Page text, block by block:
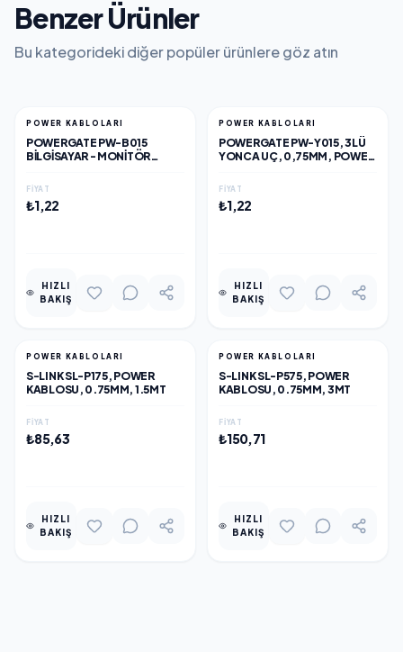
Benzer Ürünler
Bu kategorideki diğer popüler ürünlere göz atın
POWER KABLOLARI
POWERGATE PW-B015
BILGISAYAR - MONITÖR
METRE
FIYAT
₺1,22
HIZLI
BAKIŞ
POWER KABLOLARI
POWERGATE PW-Y015, 3LÜ
YONCA UÇ, 0,75MM, POWER
FIYAT
₺1,22
HIZLI
BAKIŞ
POWER KABLOLARI
S-LINK SL-P175, POWER
KABLOSU, 0.75MM, 1.5MT
FIYAT
₺85,63
HIZLI
BAKIŞ
POWER KABLOLARI
S-LINK SL-P575, POWER
KABLOSU, 0.75MM, 3MT
FIYAT
₺150,71
HIZLI
BAKIŞ